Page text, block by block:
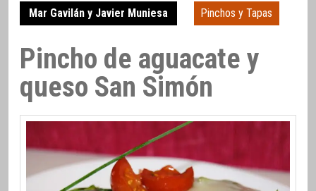
Mar Gavilán y Javier Muniesa Pinchos y Tapas
Pincho de aguacate y
queso San Simón